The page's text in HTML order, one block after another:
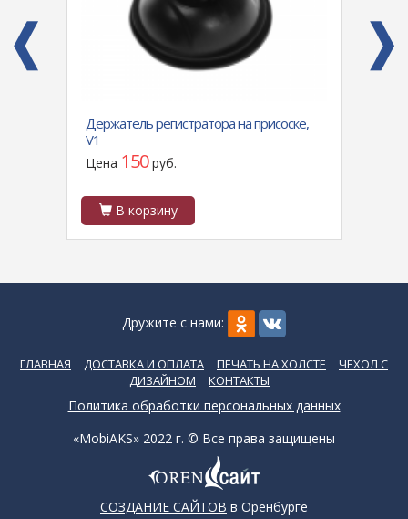
Держатель регистратора на присоске,
V1
Цена 150руб.
В корзину
Дружите с нами:
ГЛАВНАЯ ДОСТАВКА И ОПЛАТА ПЕЧАТЬ НА ХОЛСТЕ
ЧЕХОЛ С
ДИЗАЙНОМ
КОНТАКТЫ
Политика обработки персональных данных
«MobiAKS» 2022 г. © Все права защищены
СОЗДАНИЕ САЙТОВ в Оренбурге